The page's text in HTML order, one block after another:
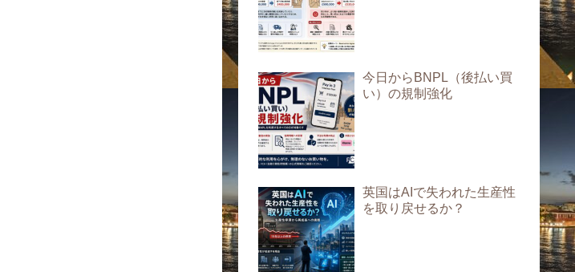
今日からBNPL（後払い買
い）の規制強化
英国はAIで失われた生産性
を取り戻せるか？